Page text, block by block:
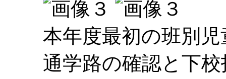
本年度最初の班別
通学路の確認と下